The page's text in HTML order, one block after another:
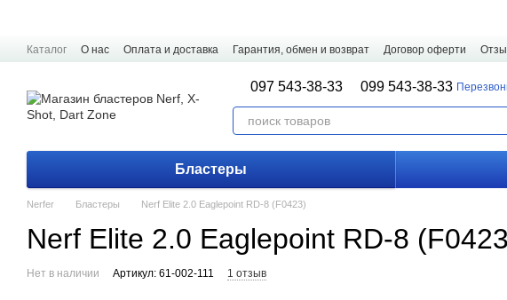
Каталог О нас Оплата и доставка Гарантия, обмен и возврат Договор оферти
097 543-38-33 099 543-38-33
Бластеры
Nerfer Бластеры Nerf Elite 2.0 Eaglepoint RD-8 (F0423)
Nerf Elite 2.0 Eaglepoint RD-8
Нет в наличии Артикул: 61-002-111 1 отзыв